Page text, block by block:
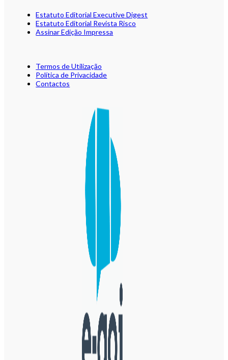
Estatuto Editorial Executive Digest
Estatuto Editorial Revista Risco
Assinar Edição Impressa
Termos de Utilização
Política de Privacidade
Contactos